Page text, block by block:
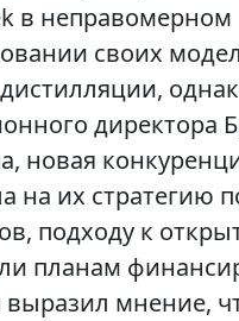
в неправомерном
своих
директора
новая
на их стратегию
подходу к
планам
выразил мнение,